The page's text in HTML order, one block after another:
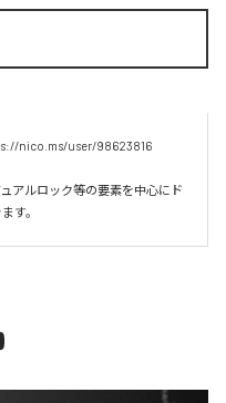
nico.ms/user/98623816
アルロック等の要素を中心にド
す。